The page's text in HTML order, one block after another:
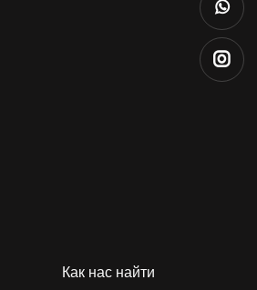
Как нас найти